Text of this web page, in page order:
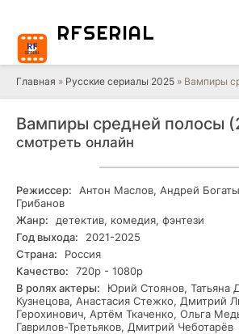
RFSERIAL
Главная » Русские сериалы 2025 » Вампиры
Вампиры средней полосы
смотреть онлайн
Режиссер:
Антон Маслов, Андрей
Грибанов
Жанр:
детектив, комедия, фэнтези
Год выхода:
2021-2025
Страна:
Россия
Качество:
720р - 1080р
В ролях актеры:
Юрий Стоянов, Татьяна
Кузнецова, Анастасия Стежко, Дмитрий
Герохинович, Артём Ткаченко, Ольга
Гаврилов-Третьяков, Дмитрий Чеботарёв